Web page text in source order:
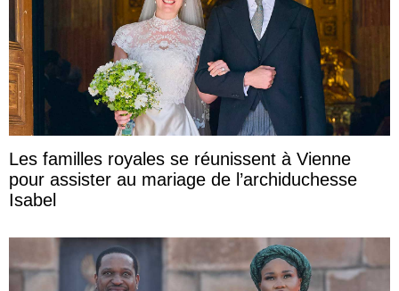
Les familles royales se réunissent à Vienne
pour assister au mariage de l’archiduchesse
Isabel